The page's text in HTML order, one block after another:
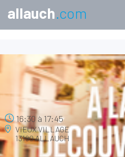
allauch.com
12
JUIL.
16:30 à17:45
VIEUX VILLAGE
13190 ALLAUCH